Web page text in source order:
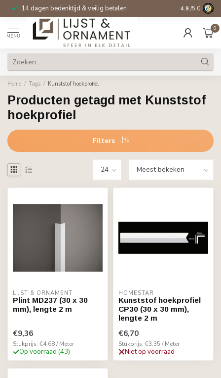
14 dagen bedenktijd & veilig betalen 4.9 /5.0
MENU
0
Home / Tags / Kunststof hoekprofiel
Producten getagd met Kunststof
hoekprofiel
Filters
LIJST & ORNAMENT
Plint MD237 (30 x 30
mm), lengte 2 m
€9,36
Stukprijs: €4,68 / Meter
Op voorraad (43)
HOMESTAR
Kunststof hoekprofiel
CP30 (30 x 30 mm),
lengte 2 m
€6,70
Stukprijs: €3,35 / Meter
Niet op voorraad